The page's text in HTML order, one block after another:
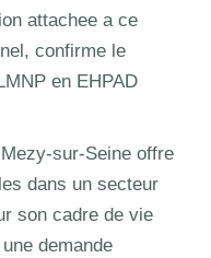
attachee a ce
confirme le
en EHPAD
sur-Seine offre
dans un secteur
son cadre de vie
demande